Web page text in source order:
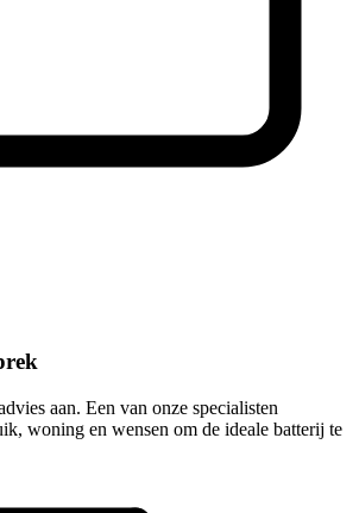
aan. Een van onze specialisten
woning en wensen om de ideale batterij te